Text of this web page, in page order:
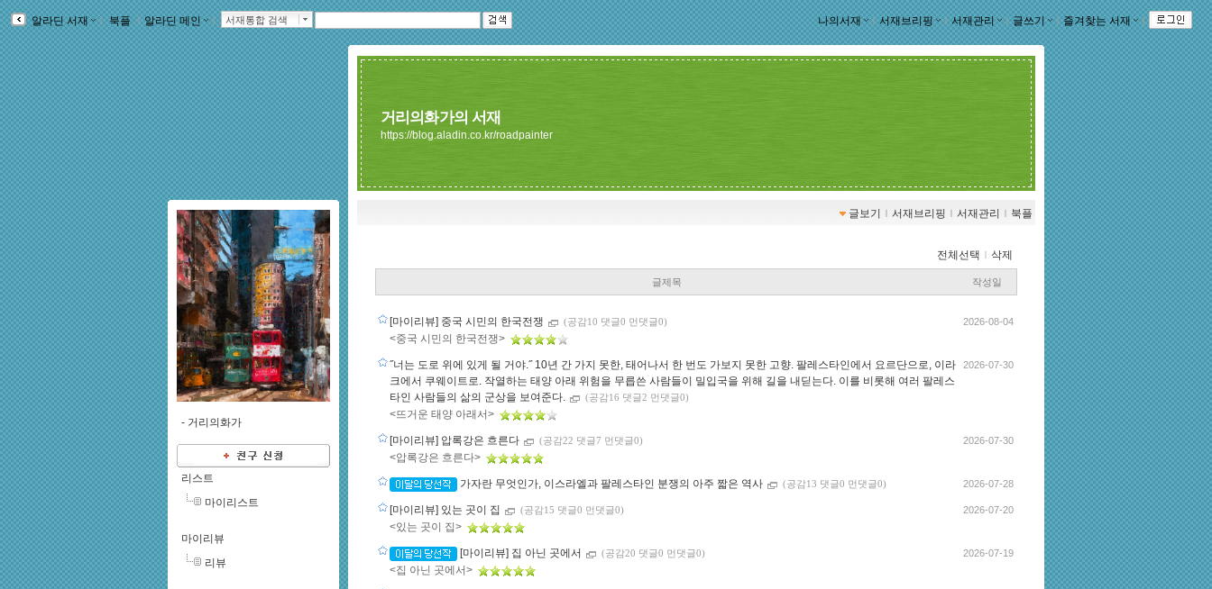
알라딘 서재 ｌ 북플 ｌ 알라딘 메인 ｌ 서재통합 검색 나의서재 ｌ 서재브리핑 ｌ 서재관리 ｌ 글쓰기 ｌ 즐겨찾는 서재 ｌ
거리의화가의 서재
https://blog.aladin.co.kr/roadpainter
글보기 ｌ 서재브리핑 ｌ 서재관리 ｌ 북플
전체선택 ｌ 삭제
글제목 작성일
[마이리뷰] 중국 시민의 한국전쟁 (공감10 댓글0 먼댓글0)
<중국 시민의 한국전쟁>
2026-08-04
˝너는 도로 위에 있게 될 거야.˝ 10년 간 가지 못한, 태어나서 한 번도 가보지 못한 고향. 팔레스타인에서 요르단으로, 이라
크에서 쿠웨이트로. 작열하는 태양 아래 위험을 무릅쓴 사람들이 밀입국을 위해 길을 내딛는다. 이를 비롯해 여러 팔레스
타인 사람들의 삶의 군상을 보여준다.
(공감16 댓글2 먼댓글0)
<뜨거운 태양 아래서>
2026-07-30
[마이리뷰] 압록강은 흐른다 (공감22 댓글7 먼댓글0)
<압록강은 흐른다>
2026-07-30
가자란 무엇인가, 이스라엘과 팔레스타인 분쟁의 아주 짧은 역사 (공감13 댓글0 먼댓글0) 2026-07-28
[마이리뷰] 있는 곳이 집 (공감15 댓글0 먼댓글0)
<있는 곳이 집>
2026-07-20
[마이리뷰] 집 아닌 곳에서 (공감20 댓글0 먼댓글0)
<집 아닌 곳에서>
2026-07-19
- 거리의화가
리스트
마이리스트
마이리뷰
리뷰